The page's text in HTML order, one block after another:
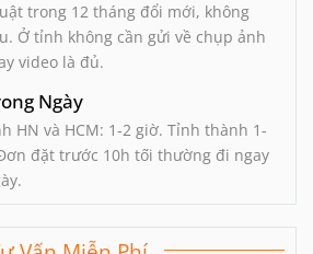
trong 12 tháng đổi mới, không
Ở tỉnh không cần gửi về chụp ảnh
video là đủ.
Ngày
HN và HCM: 1-2 giờ. Tỉnh thành 1-
đặt trước 10h tối thường đi ngay